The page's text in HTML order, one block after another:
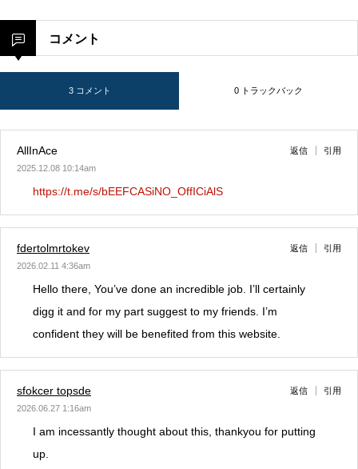
コメント
3 コメント 0 トラックバック
AllInAce
2025.12.08 10:14am
返信 引用
https://t.me/s/bEEFCASiNO_OffICiAlS
fdertolmrtokev
2026.02.11 4:36am
返信 引用
Hello there, You’ve done an incredible job. I’ll certainly
digg it and for my part suggest to my friends. I’m
confident they will be benefited from this website.
sfokcer topsde
2026.06.27 1:16am
返信 引用
I am incessantly thought about this, thankyou for putting
up.